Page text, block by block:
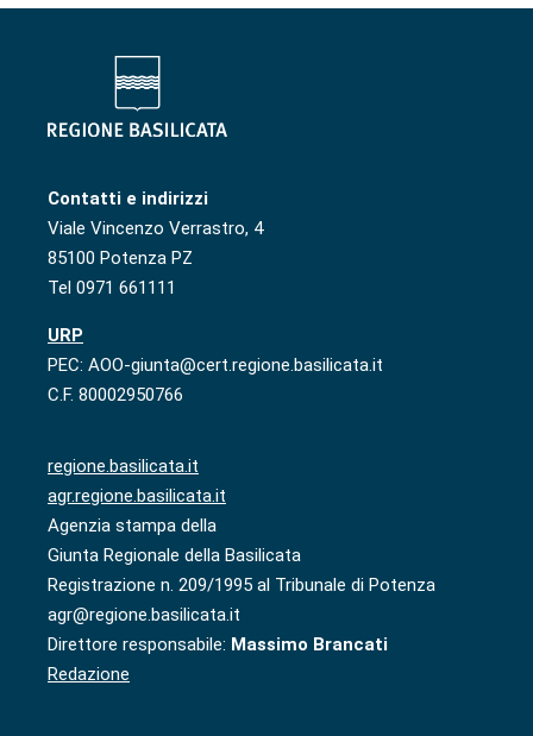
Contatti e indirizzi
Viale Vincenzo Verrastro, 4
85100 Potenza PZ
Tel 0971 661111
URP
PEC: AOO-giunta@cert.regione.basilicata.it
C.F. 80002950766
regione.basilicata.it
agr.regione.basilicata.it
Agenzia stampa della
Giunta Regionale della Basilicata
Registrazione n. 209/1995 al Tribunale di Potenza
agr@regione.basilicata.it
Direttore responsabile: Massimo Brancati
Redazione